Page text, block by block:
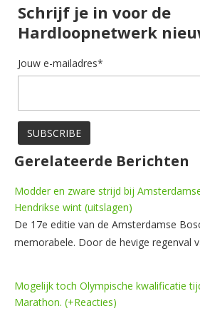
Schrijf je in voor de
Hardloopnetwerk
Jouw e-mailadres*
Gerelateerde Berichten
Modder en zware strijd bij
Hendrikse wint (uitslagen)
De 17e editie van de Amsterdamse
memorabele. Door de hevige regenval
Mogelijk toch Olympische kwalificatie
Marathon. (+Reacties)